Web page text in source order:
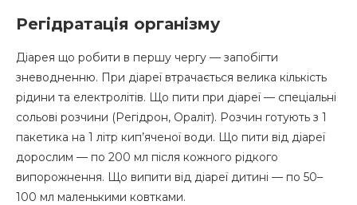
Регідратація організму
Діарея що робити в першу чергу — запобігти
зневодненню. При діареї втрачається велика кількість
рідини та електролітів. Що пити при діареї — спеціальні
сольові розчини (Регідрон, Ораліт). Розчин готують з 1
пакетика на 1 літр кип’яченої води. Що пити від діареї
дорослим — по 200 мл після кожного рідкого
випорожнення. Що випити від діареї дитині — по 50–
100 мл маленькими ковтками.